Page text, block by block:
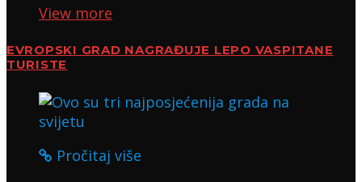
View more
EVROPSKI GRAD NAGRAĐUJE LEPO VASPITANE
TURISTE
Pročitaj više